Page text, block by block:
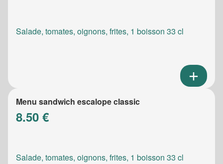
Salade, tomates, oignons, frites, 1 boisson 33 cl
Menu sandwich escalope classic
8.50 €
Salade, tomates, oignons, frites, 1 boisson 33 cl